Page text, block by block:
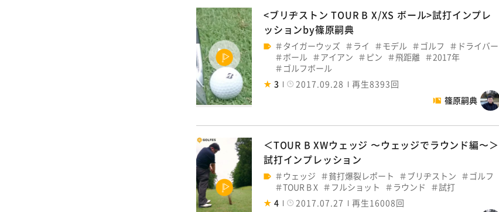
<ブリヂストン TOUR B X/XS ボール>試打インプレ
ッションby篠原嗣典
タイガーウッズ ライ モデル ゴルフ
ドライバー
ボール
アイアン ピン 飛距離
2017年
ゴルフボール
3
2017.09.28
再生8393回
篠原嗣典
＜TOUR B XWウェッジ 〜ウェッジでラウンド編〜＞
試打インプレッション
ウェッジ 貧打爆裂レポート ブリヂストン
ゴルフ
TOUR B X
フルショット ラウンド
試打
4
2017.07.27
再生16008回